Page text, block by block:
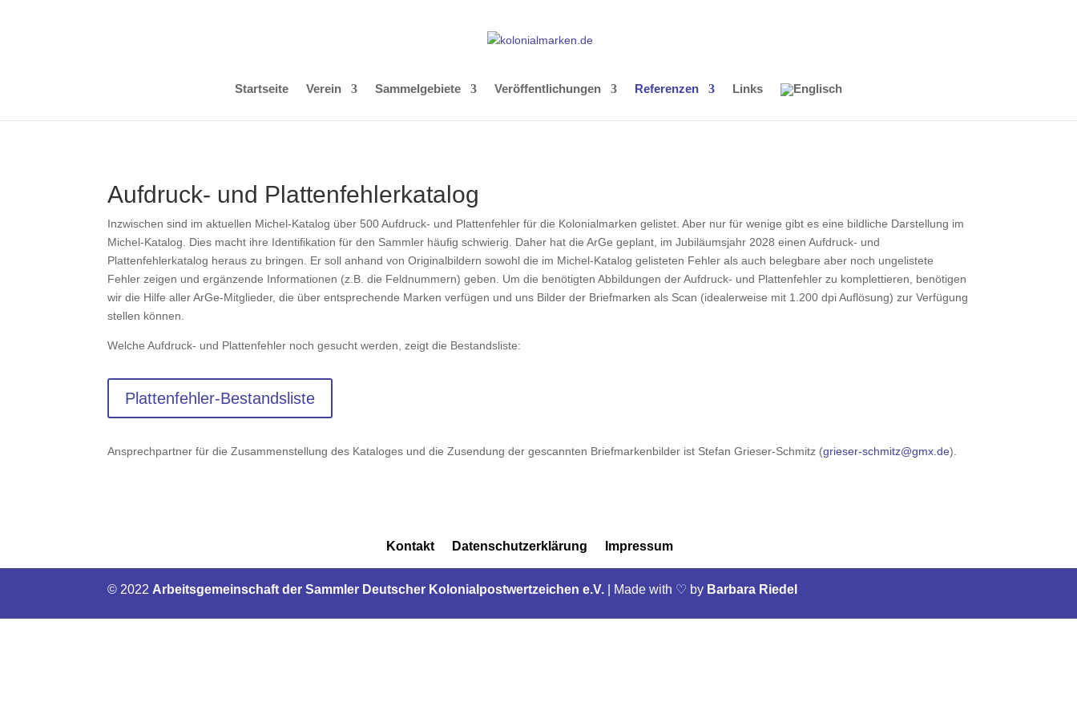
Startseite Verein Sammelgebiete Veröffentlichungen Referenzen Links
Aufdruck- und Plattenfehlerkatalog
Inzwischen sind im aktuellen Michel-Katalog über 500 Aufdruck- und Plattenfehler für die Kolonialmarken gelistet. Aber nur für wenige gibt es eine bildliche Darstellung im
Michel-Katalog. Dies macht ihre Identifikation für den Sammler häufig schwierig. Daher hat die ArGe geplant, im Jubiläumsjahr 2028 einen Aufdruck- und
Plattenfehlerkatalog heraus zu bringen. Er soll anhand von Originalbildern sowohl die im Michel-Katalog gelisteten Fehler als auch belegbare aber noch ungelistete
Fehler zeigen und ergänzende Informationen (z.B. die Feldnummern) geben. Um die benötigten Abbildungen der Aufdruck- und Plattenfehler zu komplettieren, benötigen
wir die Hilfe aller ArGe-Mitglieder, die über entsprechende Marken verfügen und uns Bilder der Briefmarken als Scan (idealerweise mit 1.200 dpi Auflösung) zur Verfügung
stellen können.
Welche Aufdruck- und Plattenfehler noch gesucht werden, zeigt die Bestandsliste:
Plattenfehler-Bestandsliste
Ansprechpartner für die Zusammenstellung des Kataloges und die Zusendung der gescannten Briefmarkenbilder ist Stefan Grieser-Schmitz (grieser-schmitz@gmx.de).
Kontakt Datenschutzerklärung Impressum
© 2022 Arbeitsgemeinschaft der Sammler Deutscher Kolonialpostwertzeichen e.V. Made with ♡ by Barbara Riedel